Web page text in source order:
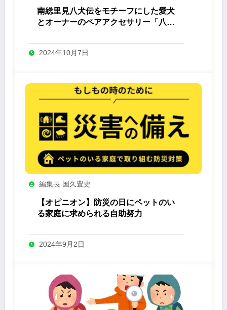
南総里見八犬伝をモチーフにした愛犬
とオーナーのペアアクセサリー「八心
2024年10月7日
編集長 国久豊史
【オピニオン】防災の日にペットのい
る家庭に求められる自助努力
2024年9月2日